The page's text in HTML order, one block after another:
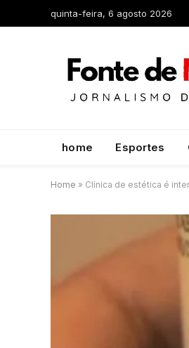
quinta-feira, 6 agosto 2026
home Esportes
Home » Clínica de estética é